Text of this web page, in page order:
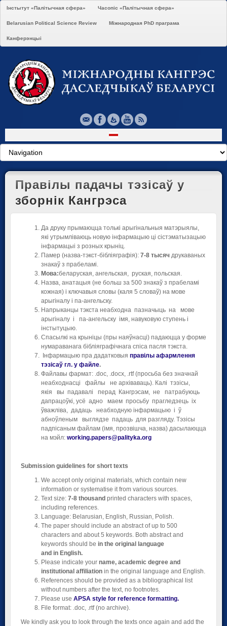
Інстытут «Палітычная сфера» Часопіс «Палітычная сфера»
Belarusian Political Science Review Міжнародная PhD праграма
Канферэнцыі
Правілы падачы тэзісаў у
зборнік Кангрэса
Да друку прымаюцца толькі арыгінальныя матэрыялы,
які утрымліваюць новую інфармацыю ці сістэматызацыю
інфармацыі з розных крыніц.
Памер (назва-тэкст-бібліяграфія): 7-8 тысяч друкаваных
знакаў з прабеламі.
Мова:беларуская, ангельская, руская, польская.
Назва, анатацыя (не больш за 500 знакаў з прабеламі
кожная) і ключавыя словы (каля 5 словаў) на мове
арыгіналу і па-ангельску.
Напрыканцы тэкста неабходна пазначыць на мове
арыгіналу і па-ангельску імя, навуковую ступень і
інстытуцыю.
Спасылкі на крыніцы (пры наяўнасці) падаюцца у форме
нумараванага бібліяграфічнага спіса пасля тэкста.
Інфармацыю пра дадатковыя правілы афармлення
тэзісаў гл. у файле.
Файлавы фармат: .doc, .docx, .rtf (просьба без значнай
неабходнасці файлы не архіваваць). Калі тэзісы,
якія вы падавалі перад Кангрэсам, не патрабуюць
дапрацоўкі, усё адно маем просьбу прагледзець іх
ўважліва, дадаць неабходную інфармацыю і ў
абноўленым выглядзе падаць для разгляду. Тэзісы
падпісаным файлам (імя, прозвішча, назва) дасылаюцца
на мэйл: working.papers@palityka.org
Submission guidelines for short texts
We accept only original materials, which contain new
information or systematise it from various sources.
Text size: 7-8 thousand printed characters with spaces,
including references.
Language: Belarusian, English, Russian, Polish.
The paper should include an abstract of up to 500
characters and about 5 keywords. Both abstract and
keywords should be in the original language
and in English.
Please indicate your name, academic degree and
institutional affiliation in the original language and English.
References should be provided as a bibliographical list
without numbers after the text, no footnotes.
Please use APSA style for reference formatting.
File format: .doc, .rtf (no archive).
We kindly ask you to look through the texts once again and add the